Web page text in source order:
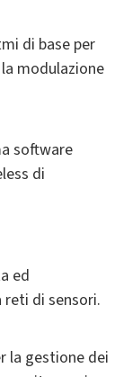
di base per
modulazione
software
di
ed
di sensori.
la gestione dei